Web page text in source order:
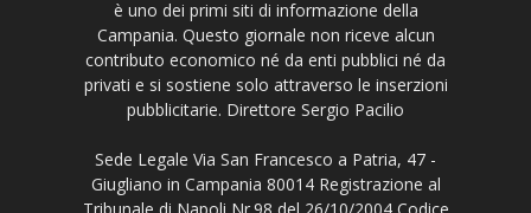
è uno dei primi siti di informazione della
Campania. Questo giornale non riceve alcun
contributo economico né da enti pubblici né da
privati e si sostiene solo attraverso le inserzioni
pubblicitarie. Direttore Sergio Pacilio
Sede Legale Via San Francesco a Patria, 47 -
Giugliano in Campania 80014 Registrazione al
Tribunale di Napoli Nr.98 del 26/10/2004 Codice